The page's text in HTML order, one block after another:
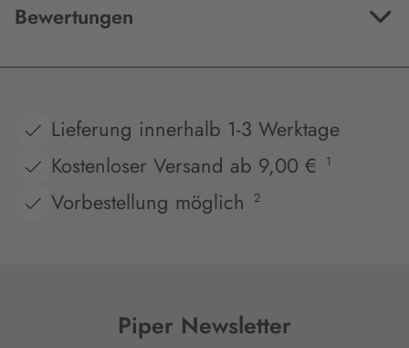
Bewertungen
Lieferung innerhalb 1-3 Werktage
Kostenloser Versand ab 9,00 €
1
Vorbestellung möglich 2
Piper Newsletter